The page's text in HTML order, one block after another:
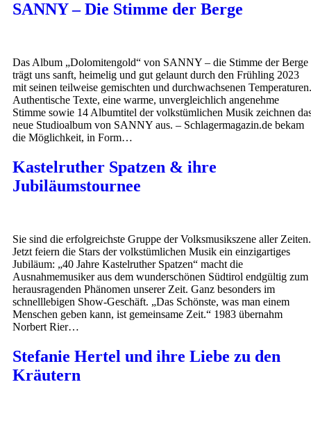
SANNY – Die Stimme der Berge
Das Album „Dolomitengold“ von SANNY – die Stimme der Berge
trägt uns sanft, heimelig und gut gelaunt durch den Frühling 2023
mit seinen teilweise gemischten und durchwachsenen Temperaturen.
Authentische Texte, eine warme, unvergleichlich angenehme
Stimme sowie 14 Albumtitel der volkstümlichen Musik zeichnen
neue Studioalbum von SANNY aus. – Schlagermagazin.de bekam
die Möglichkeit, in Form…
Kastelruther Spatzen & ihre
Jubiläumstournee
Sie sind die erfolgreichste Gruppe der Volksmusikszene aller Zeiten.
Jetzt feiern die Stars der volkstümlichen Musik ein einzigartiges
Jubiläum: „40 Jahre Kastelruther Spatzen“ macht die
Ausnahmemusiker aus dem wunderschönen Südtirol endgültig zum
herausragenden Phänomen unserer Zeit. Ganz besonders im
schnelllebigen Show-Geschäft. „Das Schönste, was man einem
Menschen geben kann, ist gemeinsame Zeit.“ 1983 übernahm
Norbert Rier…
Stefanie Hertel und ihre Liebe zu den
Kräutern